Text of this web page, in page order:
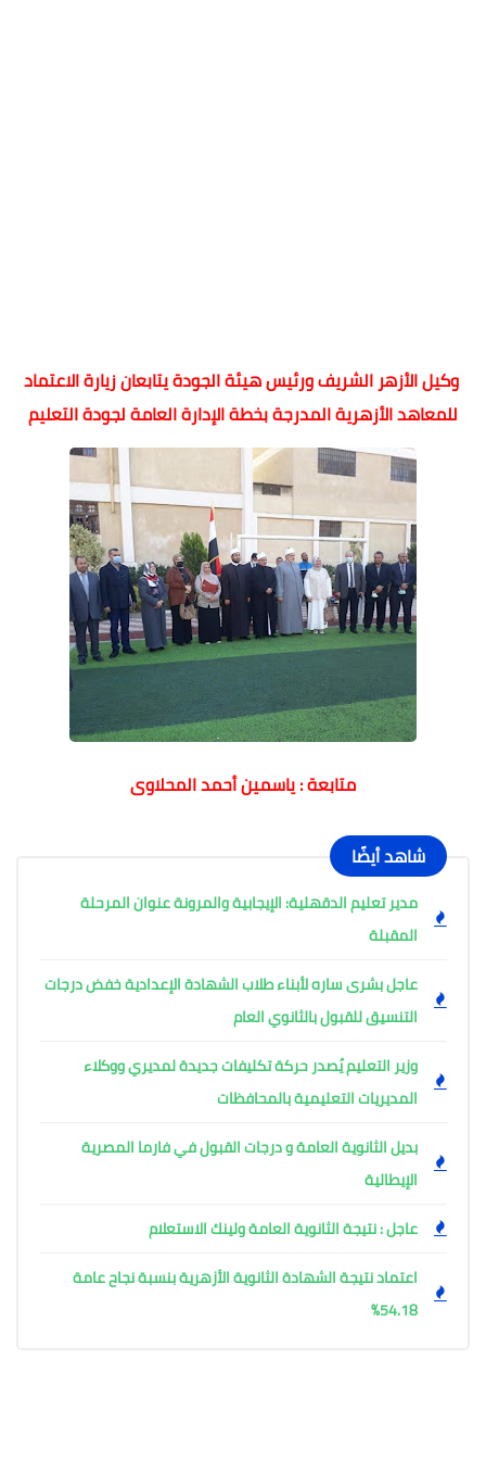
وكيل الأزهر الشريف ورئيس هيئة الجودة يتابعان زيارة الاعتماد
للمعاهد الأزهرية المدرجة بخطة الإدارة العامة لجودة التعليم
متابعة : ياسمين أحمد المحلاوى
شاهد أيضًا
مدير تعليم الدقهلية: الإيجابية والمرونة عنوان المرحلة
المقبلة
عاجل بشرى ساره لأبناء طلاب الشهادة الإعدادية خفض درجات
التنسيق للقبول بالثانوي العام
وزير التعليم يُصدر حركة تكليفات جديدة لمديري ووكلاء
المديريات التعليمية بالمحافظات
بديل الثانوية العامة و درجات القبول في فارما المصرية
الإيطالية
عاجل : نتيجة الثانوية العامة ولينك الاستعلام
اعتماد نتيجة الشهادة الثانوية الأزهرية بنسبة نجاح عامة
54.18%